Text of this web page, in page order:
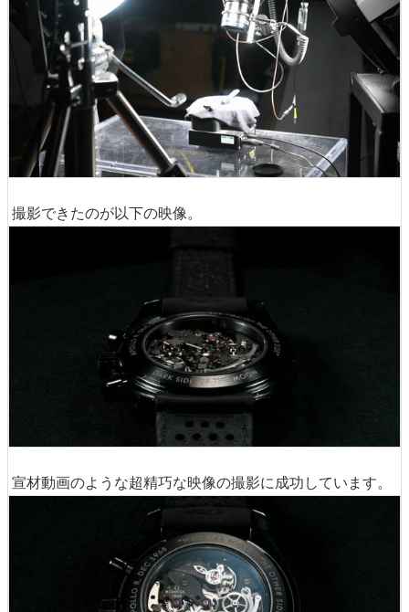
撮影できたのが以下の映像。
宣材動画のような超精巧な映像の撮影に成功しています。